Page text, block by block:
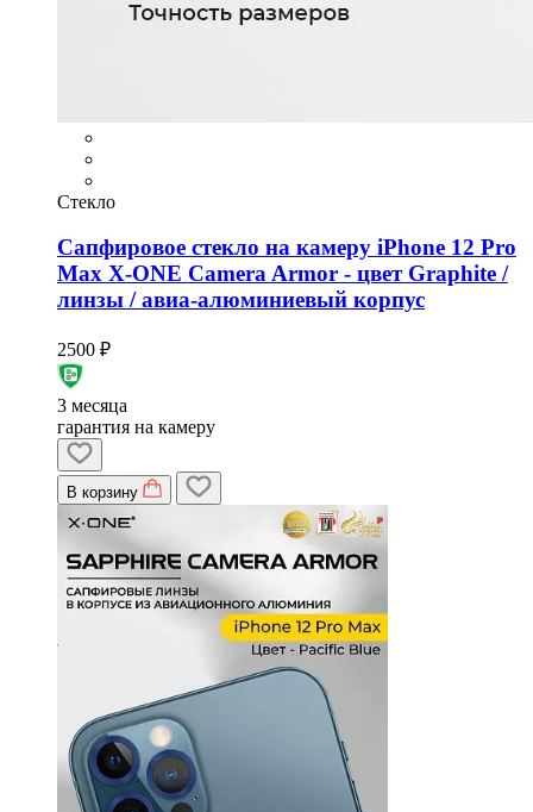
Стекло
Сапфировое стекло на камеру iPhone 12 Pro
Max X-ONE Camera Armor - цвет Graphite /
линзы / авиа-алюминиевый корпус
2500 ₽
3 месяца
гарантия на камеру
В корзину